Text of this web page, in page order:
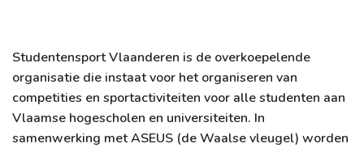
Studentensport Vlaanderen is de overkoepelende
organisatie die instaat voor het organiseren van
competities en sportactiviteiten voor alle studenten aan
Vlaamse hogescholen en universiteiten. In
samenwerking met ASEUS (de Waalse vleugel) worden